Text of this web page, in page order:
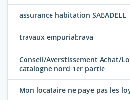
assurance habitation SABADELL
travaux empuriabrava
Conseil/Averstissement Achat/
catalogne nord 1er partie
Mon locataire ne paye pas les